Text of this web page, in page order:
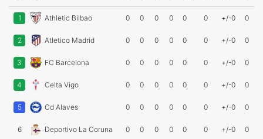
1 Athletic Bilbao 0 0 0 0 0 0 +/-0 0
2 Atletico Madrid 0 0 0 0 0 0 +/-0 0
3 FC Barcelona 0 0 0 0 0 0 +/-0 0
4 Celta Vigo 0 0 0 0 0 0 +/-0 0
5 Cd Alaves 0 0 0 0 0 0 +/-0 0
6 Deportivo La Coruna 0 0 0 0 0 0 +/-0 0